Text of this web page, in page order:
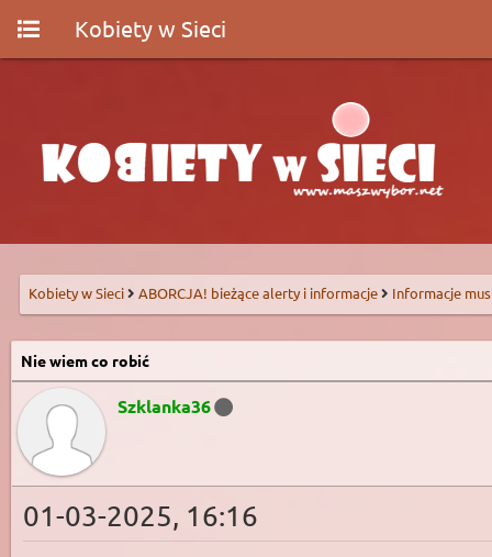
Kobiety w Sieci
Kobiety w Sieci ABORCJA! bieżące alerty i informacje Informacje
Nie wiem co robić
Szklanka36
01-03-2025, 16:16